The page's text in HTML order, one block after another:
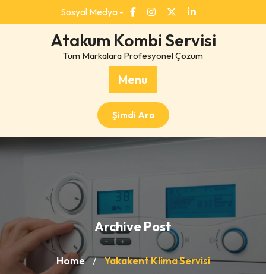
to
Sosyal Medya -
Atakum Kombi Servisi
Tüm Markalara Profesyonel Çözüm
Menu
Şimdi Ara
Archive Post
Home / Yakakent Klima Servisi